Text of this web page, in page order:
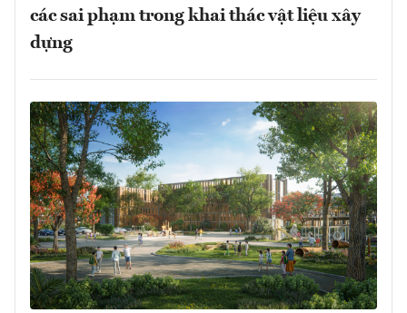
các sai phạm trong khai thác vật liệu xây
dựng